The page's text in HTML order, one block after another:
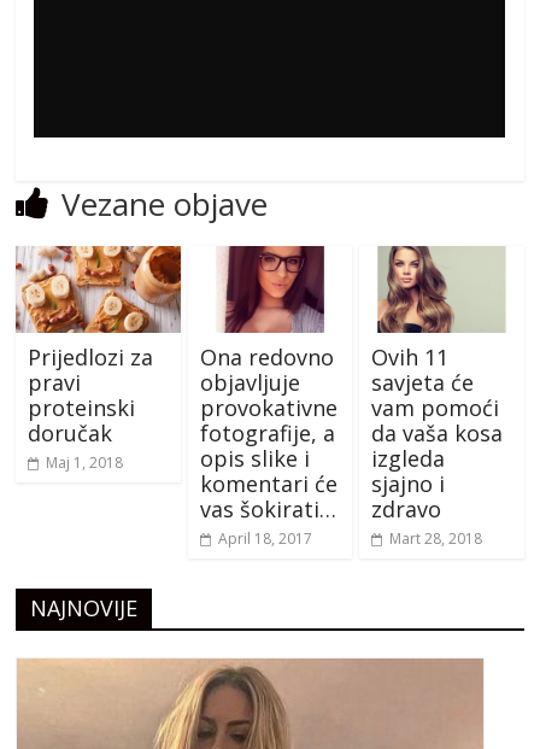
Vezane objave
Prijedlozi za
pravi
proteinski
doručak
Maj 1, 2018
Ona redovno
objavljuje
provokativne
fotografije, a
opis slike i
komentari će
vas šokirati…
April 18, 2017
Ovih 11
savjeta će
vam pomoći
da vaša kosa
izgleda
sjajno i
zdravo
Mart 28, 2018
NAJNOVIJE